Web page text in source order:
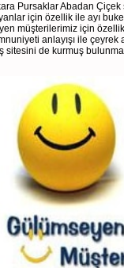
Pursaklar Abadan Çiçek
için özellik ile ayı
müşterilerimiz için
anlayışı ile
sitesini de kurmuş